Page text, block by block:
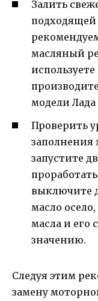
Залить
подходящей
масляный
модели
Проверить
заполнения
запустите
выключите
масло
масла и его
значению.
Следуя этим
замену